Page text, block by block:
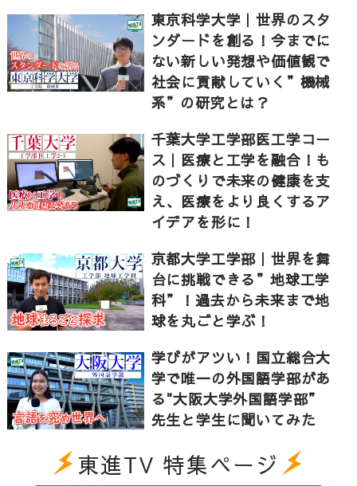
▼東進 公式チャンネルへの登録はこちらから
https://www.youtube.com/channel/
sub_confirmation=1
▼他の動画はこちらから
https://www.youtube.com/playlist?
list=PLQD6IEajALV-7mTFDSldvv9Z-9FlKKV21
気になる大学学部をご紹介!!
https://www.youtube.com/playlist?
▼東進TVホームページ
http://www.toshin.com/movie/
東京科学大学｜世界のスタ
ンダードを創る！今までに
ない新しい発想や価値観で
社会に貢献していく”機械
系”の研究とは？
千葉大学工学部医工学コー
ス｜医療と工学を融合！も
のづくりで未来の健康を支
え、医療をより良くするア
イデアを形に！
京都大学工学部｜世界を舞
台に挑戦できる”地球工学
科”！過去から未来まで地
球を丸ごと学ぶ！
学びがアツい！国立総合大
学で唯一の外国語学部があ
る"大阪大学外国語学部”
先生と学生に聞いてみた
東進TV 特集ページ